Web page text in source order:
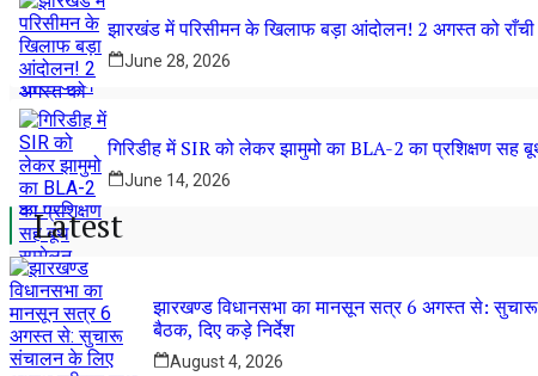
झारखण्ड
झारखंड में परिसीमन के खिलाफ बड़ा आंदोलन! 2 अगस्त को
June 28, 2026
गिरिडीह में SIR को लेकर झामुमो का BLA-2 का प्रशिक्षण सह
June 14, 2026
Latest
झारखण्ड विधानसभा का मानसून सत्र 6 अगस्त से: सुचारू
बैठक, दिए कड़े निर्देश
August 4, 2026